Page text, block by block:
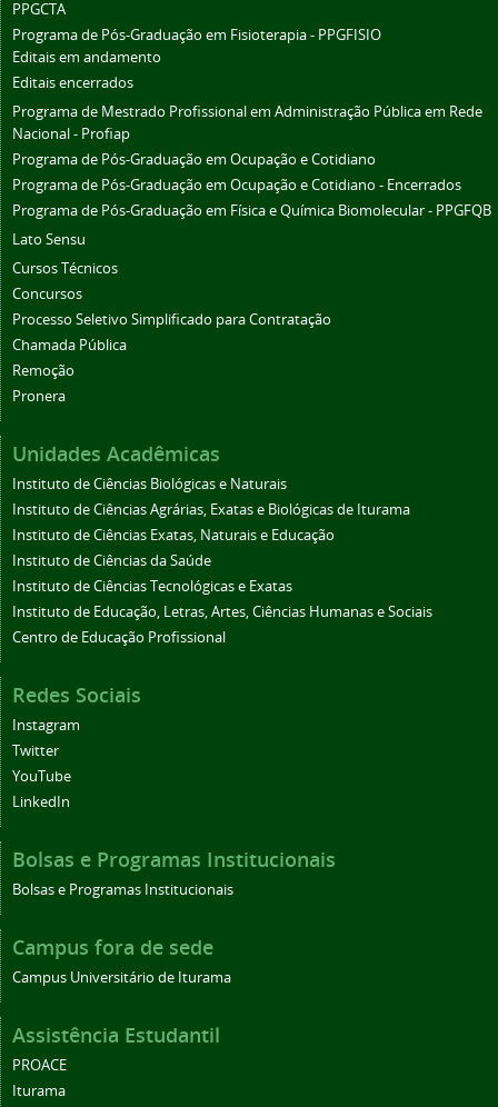
PPGCTA
Programa de Pós-Graduação em Fisioterapia - PPGFISIO
Editais em andamento
Editais encerrados
Programa de Mestrado Profissional em Administração Pública em Rede
Nacional - Profiap
Programa de Pós-Graduação em Ocupação e Cotidiano
Programa de Pós-Graduação em Ocupação e Cotidiano - Encerrados
Programa de Pós-Graduação em Física e Química Biomolecular - PPGFQB
Lato Sensu
Cursos Técnicos
Concursos
Processo Seletivo Simplificado para Contratação
Chamada Pública
Remoção
Pronera
Unidades Acadêmicas
Instituto de Ciências Biológicas e Naturais
Instituto de Ciências Agrárias, Exatas e Biológicas de Iturama
Instituto de Ciências Exatas, Naturais e Educação
Instituto de Ciências da Saúde
Instituto de Ciências Tecnológicas e Exatas
Instituto de Educação, Letras, Artes, Ciências Humanas e Sociais
Centro de Educação Profissional
Redes Sociais
Instagram
Twitter
YouTube
LinkedIn
Bolsas e Programas Institucionais
Bolsas e Programas Institucionais
Campus fora de sede
Campus Universitário de Iturama
Assistência Estudantil
PROACE
Iturama